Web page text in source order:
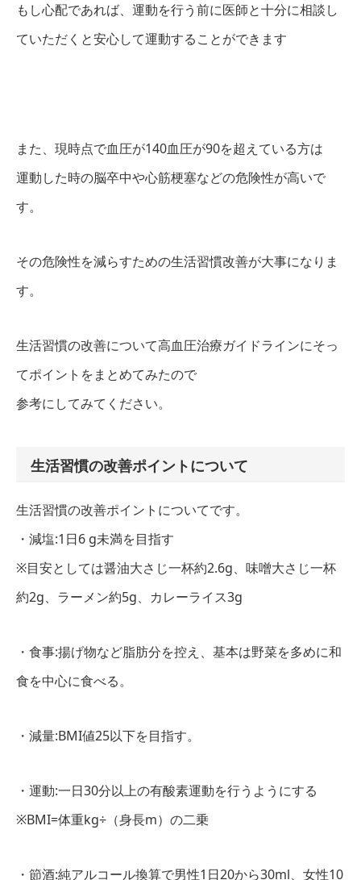
もし心配であれば、運動を行う前に医師と十分に相談し
ていただくと安心して運動することができます
また、現時点で血圧が140血圧が90を超えている方は
運動した時の脳卒中や心筋梗塞などの危険性が高いで
す。
その危険性を減らすための生活習慣改善が大事になりま
す。
生活習慣の改善について高血圧治療ガイドラインにそっ
てポイントをまとめてみたので
参考にしてみてください。
生活習慣の改善ポイントについて
生活習慣の改善ポイントについてです。
・減塩:1日6 g未満を目指す
※目安としては醤油大さじ一杯約2.6g、味噌大さじ一杯
約2g、ラーメン約5g、カレーライス3g
・食事:揚げ物など脂肪分を控え、基本は野菜を多めに和
食を中心に食べる。
・減量:BMI値25以下を目指す。
・運動:一日30分以上の有酸素運動を行うようにする
※BMI=体重kg÷（身長m）の二乗
・節酒:純アルコール換算で男性1日20から30ml、女性10